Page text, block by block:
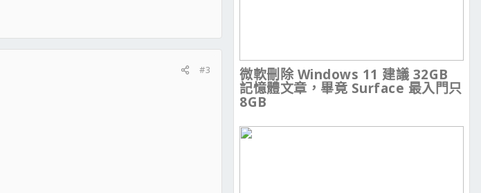
#3 微軟刪除 Windows 11 建議 32GB
記憶體文章，畢竟 Surface 最入門只
8GB